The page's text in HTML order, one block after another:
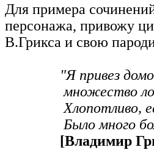
Для примера
персонажа, привожу
В.Грикса и свою
"Я привез домой
множество
Хлопотливо,
Было много
[Владимир